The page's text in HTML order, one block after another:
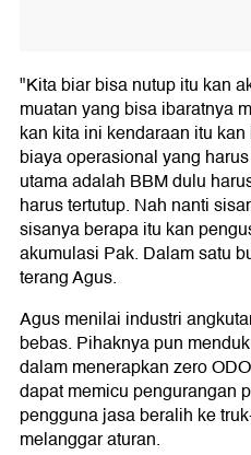
"Kita biar bisa nutup itu kan
muatan yang bisa ibaratnya
kan kita ini kendaraan itu
biaya operasional yang
utama adalah BBM dulu
harus tertutup. Nah nanti
sisanya berapa itu kan
akumulasi Pak. Dalam satu
terang Agus.
Agus menilai industri
bebas. Pihaknya pun
dalam menerapkan zero
dapat memicu pengurangan
pengguna jasa beralih ke
melanggar aturan.